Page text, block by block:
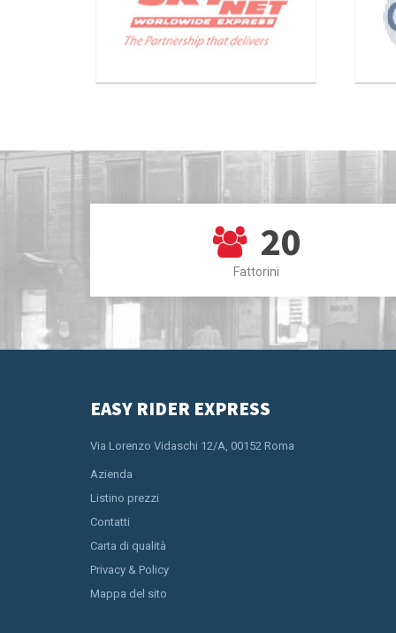
20
Fattorini
EASY RIDER EXPRESS
Via Lorenzo Vidaschi 12/A, 00152 Roma
Azienda
Listino prezzi
Contatti
Carta di qualità
Privacy & Policy
Mappa del sito